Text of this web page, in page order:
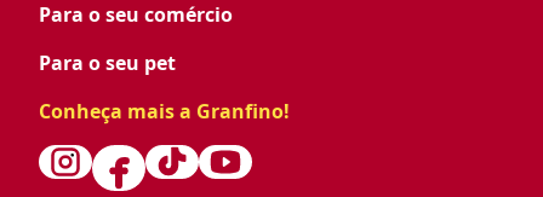
Para o seu comércio
Para o seu pet
Conheça mais a Granfino!